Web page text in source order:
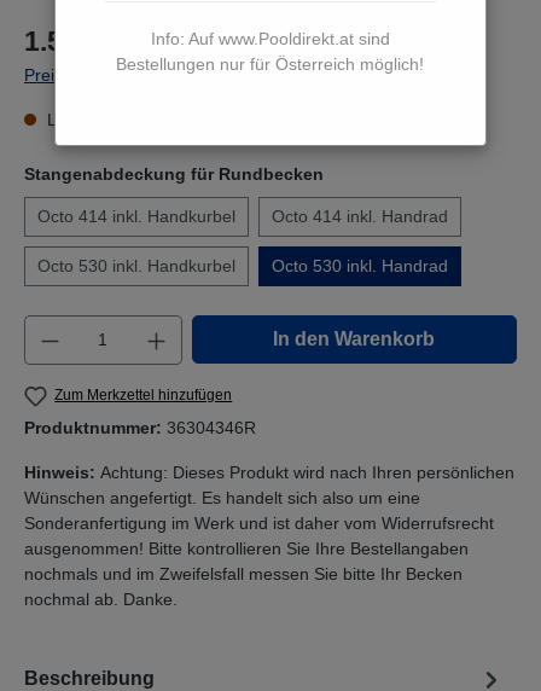
Info: Auf www.Pooldirekt.at sind
Bestellungen nur für Österreich möglich!
1.589,00 €*
Preise inkl. MwSt. zzgl. Versandkosten
Lieferzeit 15 bis 17 Werktage
Stangenabdeckung für Rundbecken
Octo 414 inkl. Handkurbel Octo 414 inkl. Handrad
Octo 530 inkl. Handkurbel Octo 530 inkl. Handrad
Produkt Anzahl: Gib den gewünschten
In den Warenkorb
Zum Merkzettel hinzufügen
Produktnummer: 36304346R
Hinweis: Achtung: Dieses Produkt wird nach Ihren persönlichen
Wünschen angefertigt. Es handelt sich also um eine
Sonderanfertigung im Werk und ist daher vom Widerrufsrecht
ausgenommen! Bitte kontrollieren Sie Ihre Bestellangaben
nochmals und im Zweifelsfall messen Sie bitte Ihr Becken
nochmal ab. Danke.
Beschreibung